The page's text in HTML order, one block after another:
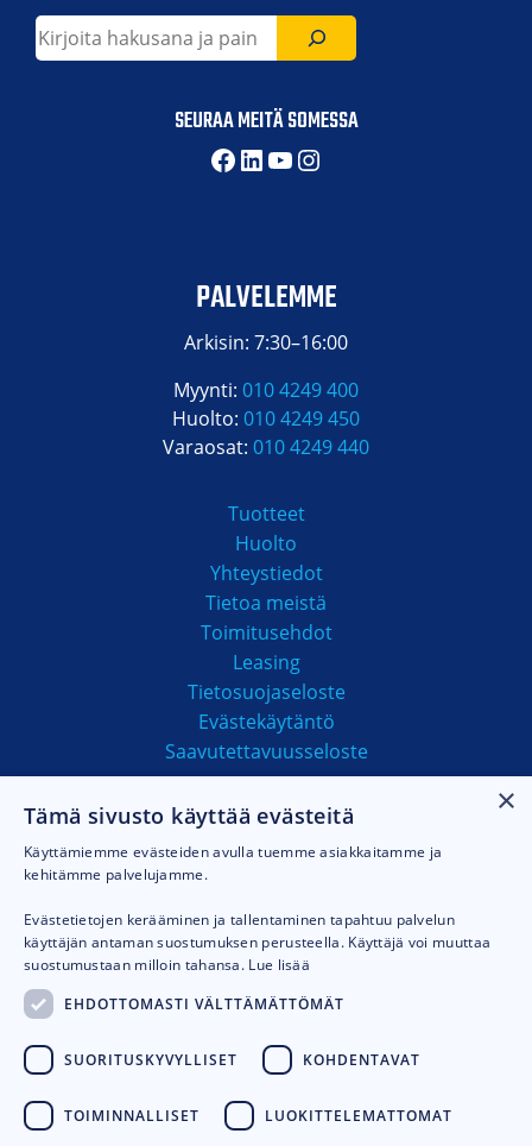
Etsi
SEURAA MEITÄ SOMESSA
Facebook
LinkedIn
YouTube
Instagram
PALVELEMME
Arkisin: 7:30–16:00
Myynti: 010 4249 400
Huolto: 010 4249 450
Varaosat: 010 4249 440
Tuotteet
Huolto
Yhteystiedot
Tietoa meistä
Toimitusehdot
Leasing
Tietosuojaseloste
Evästekäytäntö
Saavutettavuusseloste
MAKSUTAVAT
×
Tämä sivusto käyttää evästeitä
Käyttämiemme evästeiden avulla tuemme asiakkaitamme ja
kehitämme palvelujamme.
Evästetietojen kerääminen ja tallentaminen tapahtuu palvelun
käyttäjän antaman suostumuksen perusteella. Käyttäjä voi muuttaa
suostumustaan milloin tahansa. Lue lisää
EHDOTTOMASTI VÄLTTÄMÄTTÖMÄT
SUORITUSKYVYLLISET KOHDENTAVAT
TOIMINNALLISET LUOKITTELEMATTOMAT